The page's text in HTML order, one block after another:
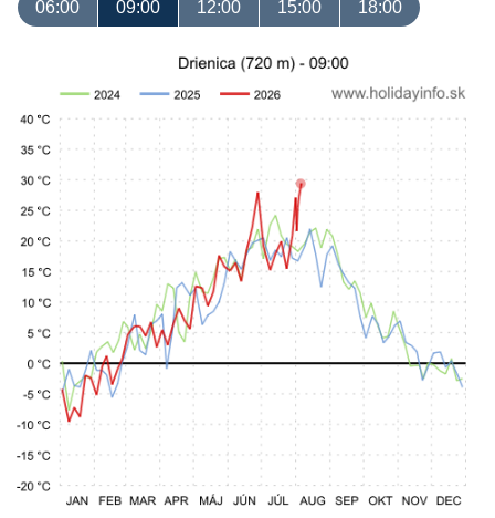
06:00 09:00 12:00 15:00 18:00